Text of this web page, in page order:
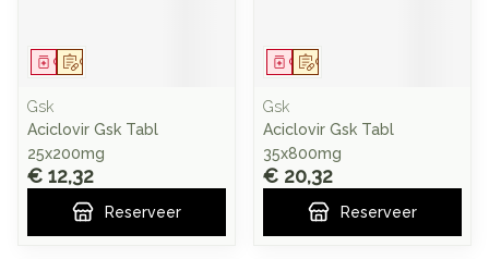
Op voorschrift
Geneesmiddel
Gsk
Aciclovir Gsk Tabl
25x200mg
€ 12,32
Reserveer
Op voorschrift
Geneesmiddel
Gsk
Aciclovir Gsk Tabl
35x800mg
€ 20,32
Reserveer